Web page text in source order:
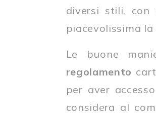
diversi stili, con
piacevolissima
Le buone
regolamento
per aver
considera al